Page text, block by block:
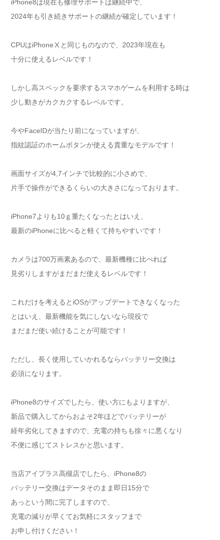
iPhone8は現在も修理サポートは継続中で、
2024年も引き続きサポートの継続が確定しています！
CPUはiPhoneⅩと同じものなので、2023年現在も
十分に使えるレベルです！
しかし高スペックを要求するスマホゲームを利用する時は
少し動きがカクカクするレベルです。
今やFaceIDが当たり前になっていますが、
指紋認証のホームボタンが使える貴重なモデルです！
画面サイズが4,7インチで比較的に小さめで、
片手で操作ができるくらいの大きさになっております。
iPhone7よりも10ｇ重たくなったとはいえ、
最新のiPhoneに比べると軽くて持ちやすいです！
カメラは700万画素あるので、最新機種に比べれば
見劣りしますがまだまだ使えるレベルです！
これだけを考えるとiOSがアップデートできなくなった
とはいえ、最新機能を気にしないなら現役で
まだまだ使い続けることが可能です！
ただし、長く使用していかれるならバッテリー交換は
必須になります。
iPhone8のサイズでしたら、使い方にもよりますが、
新品で購入してからおよそ2年ほどでバッテリーが
経年劣化してきますので、充電の持ちも徐々に悪くなり
不便に感じてストレスかと思います。
当店アイプラス高槻店でしたら、iPhone8の
バッテリー交換はデータそのまま即日15分で
あっという間に完了しますので、
充電の減りが早くてお気軽にスタッフまで
お申し付けください！